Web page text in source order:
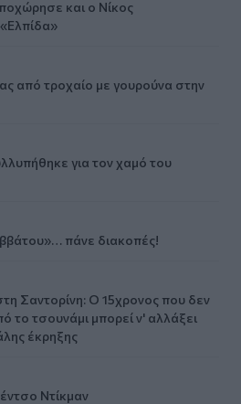
και ο Νίκος
από τροχαίο με γουρούνα στην
για τον χαμό του
πάνε διακοπές!
Σαντορίνη: Ο 15χρονος που δεν
το τσουνάμι μπορεί ν' αλλάξει
έκρηξης
Ντίκμαν